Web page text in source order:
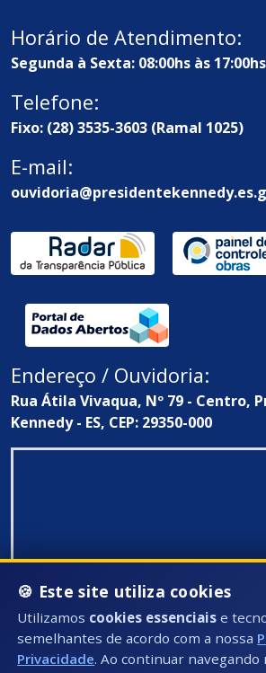
Horário de Atendimento:
Segunda à Sexta: 08:00hs às 17:00hs
Telefone:
Fixo: (28) 3535-3603 (Ramal 1025)
E-mail:
Endereço / Ouvidoria:
Rua Átila Vivaqua, Nº 79 - Centro,
Kennedy - ES, CEP: 29350-000
🍪 Este site utiliza cookies
Utilizamos cookies essenciais e
semelhantes de acordo com a nossa
Privacidade. Ao continuar